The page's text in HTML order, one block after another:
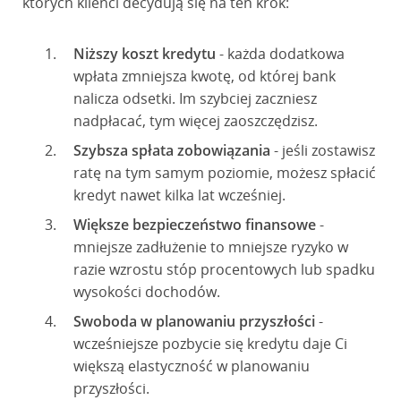
Niższy koszt kredytu - każda dodatkowa
wpłata zmniejsza kwotę, od której bank
nalicza odsetki. Im szybciej zaczniesz
nadpłacać, tym więcej zaoszczędzisz.
Szybsza spłata zobowiązania - jeśli zostawisz
ratę na tym samym poziomie, możesz spłacić
kredyt nawet kilka lat wcześniej.
Większe bezpieczeństwo finansowe-
mniejsze zadłużenie to mniejsze ryzyko w
razie wzrostu stóp procentowych lub spadku
wysokości dochodów.
Swoboda w planowaniu przyszłości-
wcześniejsze pozbycie się kredytu daje Ci
większą elastyczność w planowaniu
przyszłości.